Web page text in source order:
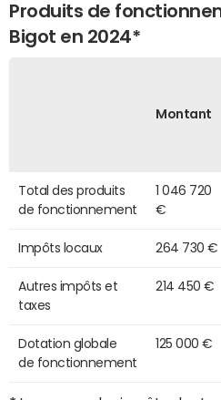
Produits de
Bigot en 2024*
Montant
Total des produits
de fonctionnement
1 046 720
€
Impôts locaux 264 730 €
Autres impôts et
taxes
214 450 €
Dotation globale
de fonctionnement
125 000 €